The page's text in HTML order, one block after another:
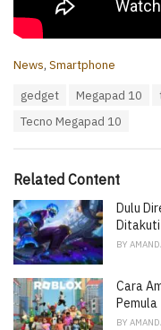
C
i
s
:
News, Smartphone
gedget Megapad 10
Tecno Megapad 10
Related Content
Dulu
BY
Cara
Pemula
BY